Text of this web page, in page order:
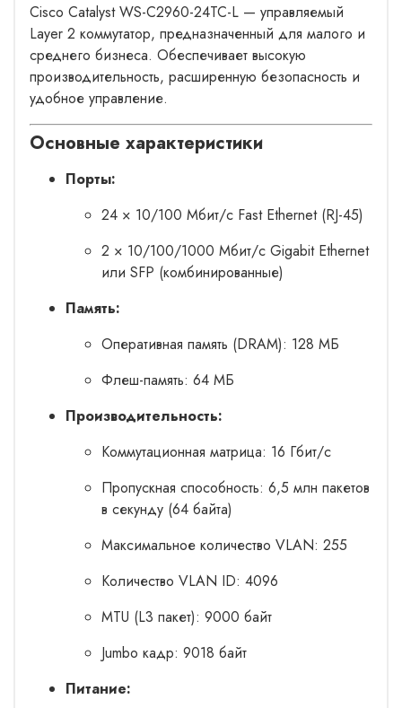
Cisco Catalyst WS-C2960-24TC-L — управляемый
Layer 2 коммутатор, предназначенный для малого и
среднего бизнеса. Обеспечивает высокую
производительность, расширенную безопасность и
удобное управление.
Основные характеристики
Порты:
24 × 10/100 Мбит/с Fast Ethernet (RJ-45)
2 × 10/100/1000 Мбит/с Gigabit Ethernet
или SFP (комбинированные)
Память:
Оперативная память (DRAM): 128 МБ
Флеш-память: 64 МБ
Производительность:
Коммутационная матрица: 16 Гбит/с
Пропускная способность: 6,5 млн пакетов
в секунду (64 байта)
Максимальное количество VLAN: 255
Количество VLAN ID: 4096
MTU (L3 пакет): 9000 байт
Jumbo кадр: 9018 байт
Питание: